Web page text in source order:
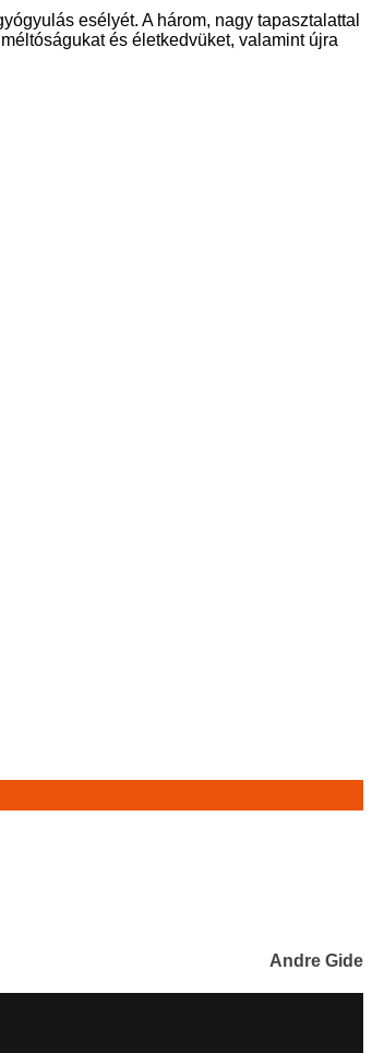
esélyét. A három, nagy tapasztalattal
és életkedvüket, valamint újra
Andre Gide